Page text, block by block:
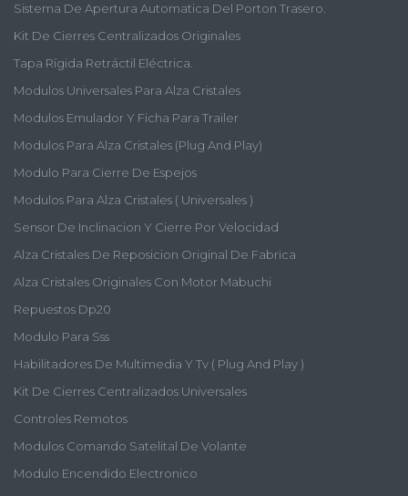
Sistema De Apertura Automatica Del Porton Trasero.
Kit De Cierres Centralizados Originales
Tapa Rígida Retráctil Eléctrica.
Modulos Universales Para Alza Cristales
Modulos Emulador Y Ficha Para Trailer
Modulos Para Alza Cristales (plug And Play)
Modulo Para Cierre De Espejos
Modulos Para Alza Cristales ( Universales )
Sensor De Inclinacion Y Cierre Por Velocidad
Alza Cristales De Reposicion Original De Fabrica
Alza Cristales Originales Con Motor Mabuchi
Repuestos Dp20
Modulo Para Sss
Habilitadores De Multimedia Y Tv ( Plug And Play )
Kit De Cierres Centralizados Universales
Controles Remotos
Modulos Comando Satelital De Volante
Modulo Encendido Electronico